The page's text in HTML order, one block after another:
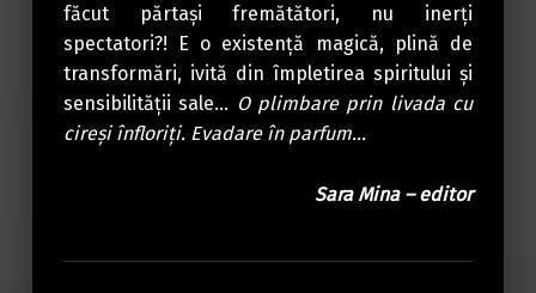
făcut părtaşi fremătători, nu inerţi
spectatori?! E o existenţă magică, plină de
transformări, ivită din împletirea spiritului şi
sensibilităţii sale… O plimbare prin livada cu
cireşi înfloriţi. Evadare în parfum…
Sara Mina – editor